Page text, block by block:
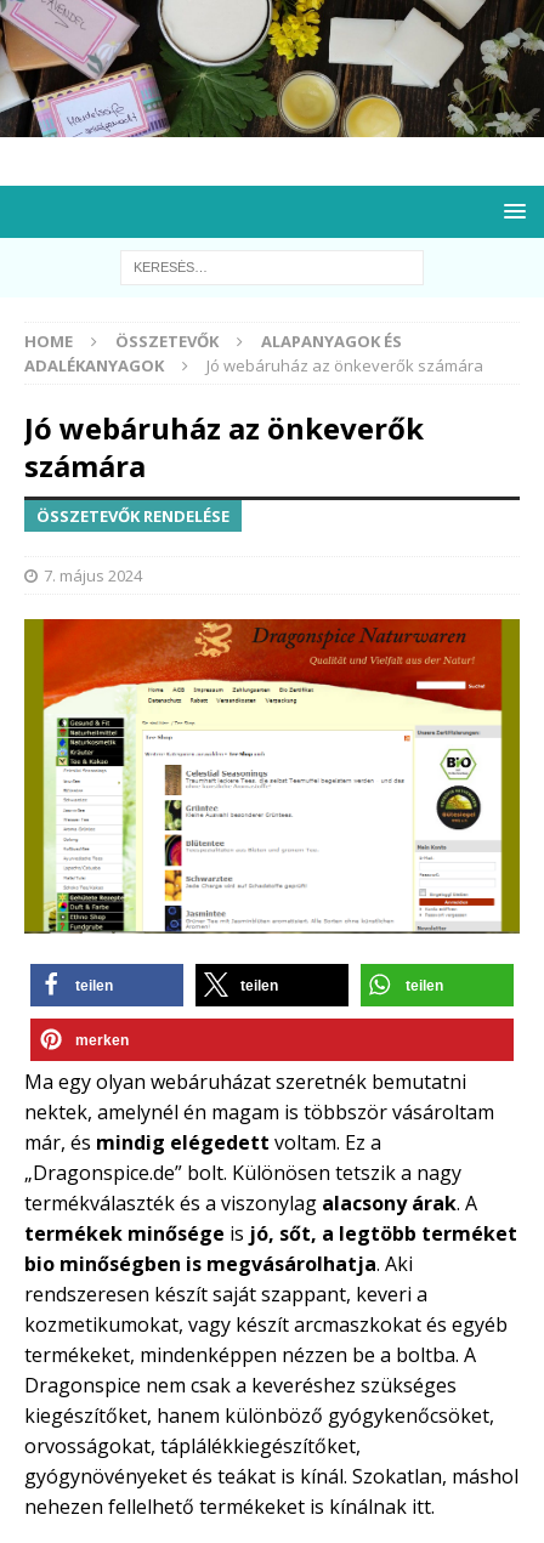
HOME ÖSSZETEVŐK
ALAPANYAGOK ÉS
ADALÉKANYAGOK
Jó webáruház az önkeverők számára
Jó webáruház az önkeverők
számára
ÖSSZETEVŐK RENDELÉSE
7. május 2024
teilen teilen teilen
merken
Ma egy olyan webáruházat szeretnék bemutatni
nektek, amelynél én magam is többször vásároltam
már, és mindig elégedett voltam. Ez a
„Dragonspice.de” bolt. Különösen tetszik a nagy
termékválaszték és a viszonylag alacsony árak. A
termékek minősége is jó, sőt, a legtöbb terméket
bio minőségben is megvásárolhatja. Aki
rendszeresen készít saját szappant, keveri a
kozmetikumokat, vagy készít arcmaszkokat és egyéb
termékeket, mindenképpen nézzen be a boltba. A
Dragonspice nem csak a keveréshez szükséges
kiegészítőket, hanem különböző gyógykenőcsöket,
orvosságokat, táplálékkiegészítőket,
gyógynövényeket és teákat is kínál. Szokatlan, máshol
nehezen fellelhető termékeket is kínálnak itt.